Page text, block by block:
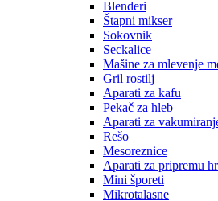
Blenderi
Štapni mikser
Sokovnik
Seckalice
Mašine za mlevenje
Gril rostilj
Aparati za kafu
Pekač za hleb
Aparati za
Rešo
Mesoreznice
Aparati za pripremu
Mini šporeti
Mikrotalasne